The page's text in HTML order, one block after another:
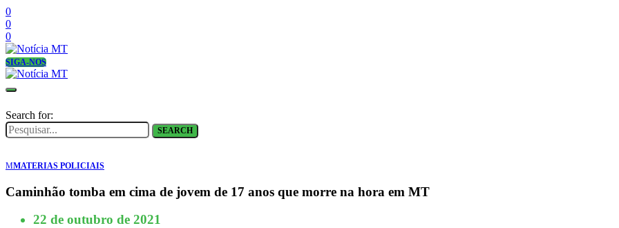
0
0
0
SIGA-NOS
Search for:
SEARCH
MMATERIAS POLICIAIS
Caminhão tomba em cima de jovem de 17 anos que morre na hora em MT
22 de outubro de 2021